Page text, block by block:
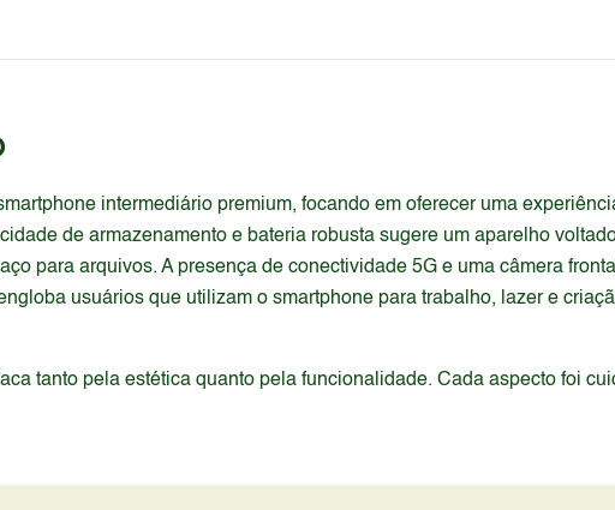
intermediário premium, focando em oferecer uma
de armazenamento e bateria robusta sugere um aparelho
para arquivos. A presença de conectividade 5G e uma câmera
usuários que utilizam o smartphone para trabalho, lazer e
tanto pela estética quanto pela funcionalidade. Cada aspecto foi